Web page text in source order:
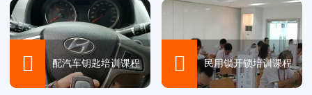
 配汽车钥匙培训课程  民用锁开锁培训课程